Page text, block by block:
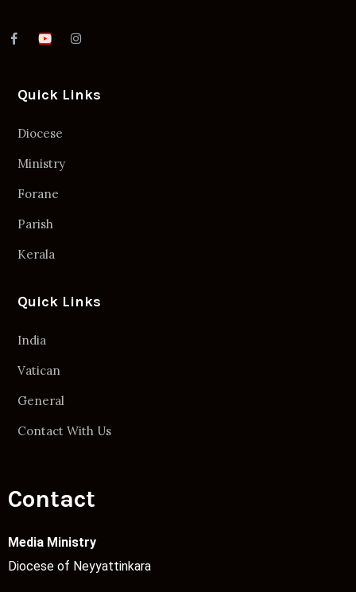
Quick Links
Diocese
Ministry
Forane
Parish
Kerala
Quick Links
India
Vatican
General
Contact With Us
Contact
Media Ministry
Diocese of Neyyattinkara